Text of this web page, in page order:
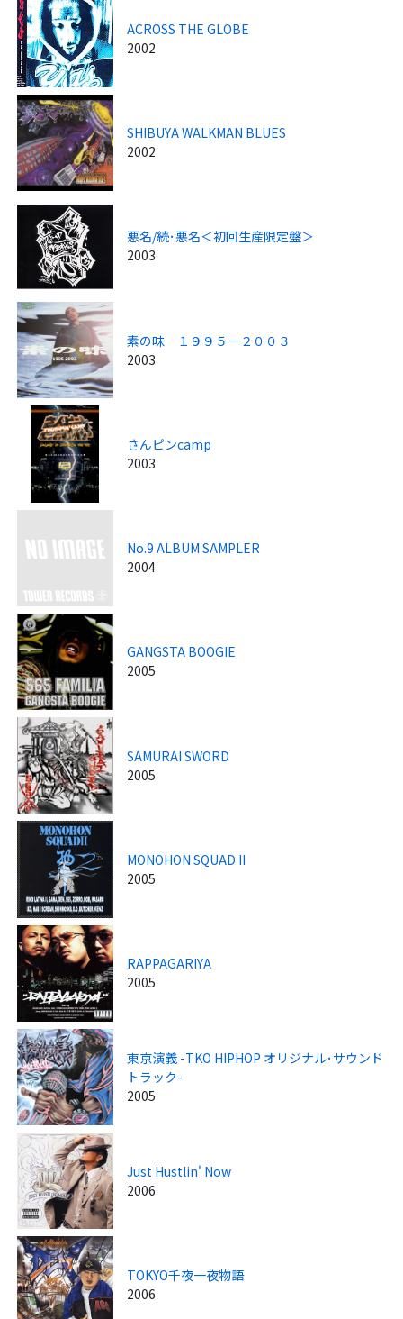
ACROSS THE GLOBE
2002
SHIBUYA WALKMAN BLUES
2002
悪名/続･悪名＜初回生産限定盤＞
2003
素の味 １９９５－２００３
2003
さんピンcamp
2003
No.9 ALBUM SAMPLER
2004
GANGSTA BOOGIE
2005
SAMURAI SWORD
2005
MONOHON SQUAD II
2005
RAPPAGARIYA
2005
東京演義 -TKO HIPHOP オリジナル･サウンド
トラック-
2005
Just Hustlin' Now
2006
TOKYO千夜一夜物語
2006